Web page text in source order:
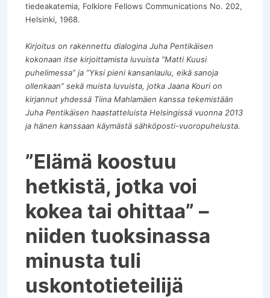
tiedeakatemia, Folklore Fellows Communications No. 202,
Helsinki, 1968.
Kirjoitus on rakennettu dialogina Juha Pentikäisen
kokonaan itse kirjoittamista luvuista ”Matti Kuusi
puhelimessa” ja ”Yksi pieni kansanlaulu, eikä sanoja
ollenkaan” sekä muista luvuista, jotka Jaana Kouri on
kirjannut yhdessä Tiina Mahlamäen kanssa tekemistään
Juha Pentikäisen haastatteluista Helsingissä vuonna 2013
ja hänen kanssaan käymästä sähköposti-vuoropuhelusta.
”Elämä koostuu
hetkistä, jotka voi
kokea tai ohittaa” –
niiden tuoksinassa
minusta tuli
uskontotieteilijä